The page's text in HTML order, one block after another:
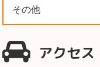
その他
アクセス